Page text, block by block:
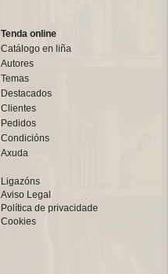
Tenda online
Catálogo en liña
Autores
Temas
Destacados
Clientes
Pedidos
Condicións
Axuda
Ligazóns
Aviso Legal
Política de privacidade
Cookies